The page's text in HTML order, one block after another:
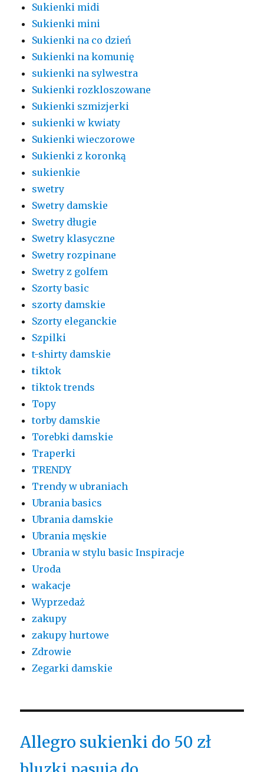
Sukienki midi
Sukienki mini
Sukienki na co dzień
Sukienki na komunię
sukienki na sylwestra
Sukienki rozkloszowane
Sukienki szmizjerki
sukienki w kwiaty
Sukienki wieczorowe
Sukienki z koronką
sukienkie
swetry
Swetry damskie
Swetry długie
Swetry klasyczne
Swetry rozpinane
Swetry z golfem
Szorty basic
szorty damskie
Szorty eleganckie
Szpilki
t-shirty damskie
tiktok
tiktok trends
Topy
torby damskie
Torebki damskie
Traperki
TRENDY
Trendy w ubraniach
Ubrania basics
Ubrania damskie
Ubrania męskie
Ubrania w stylu basic Inspiracje
Uroda
wakacje
Wyprzedaż
zakupy
zakupy hurtowe
Zdrowie
Zegarki damskie
Allegro sukienki do 50 zł